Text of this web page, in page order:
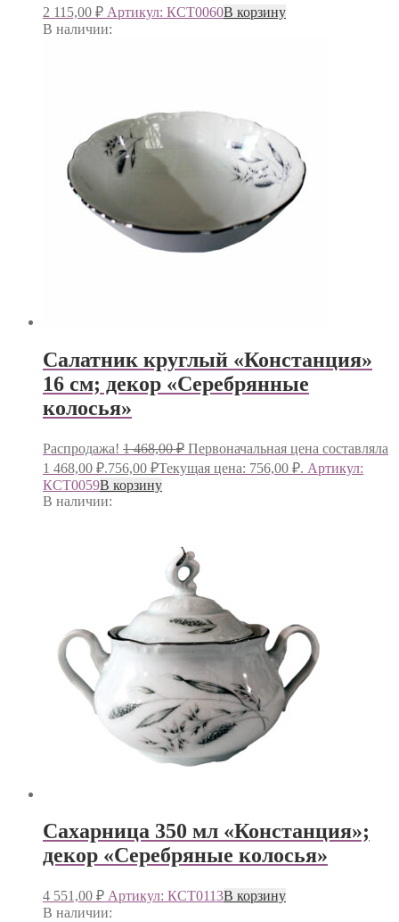
2 115,00 ₽ Артикул: КСТ0060В корзину
В наличии:
Салатник круглый «Констанция»
16 см; декор «Серебрянные
колосья»
Распродажа! 1 468,00₽ Первоначальная цена составляла
1 468,00 ₽.756,00 ₽Текущая цена: 756,00 ₽. Артикул:
КСТ0059В корзину
В наличии:
Сахарница 350 мл «Констанция»;
декор «Серебряные колосья»
4 551,00 ₽ Артикул: КСТ0113В корзину
В наличии: